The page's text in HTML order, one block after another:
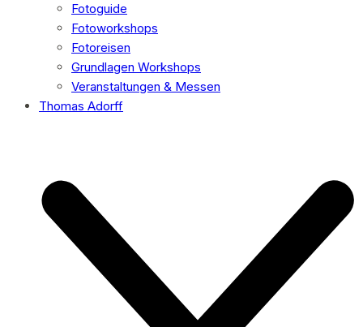
Fotoguide
Fotoworkshops
Fotoreisen
Grundlagen Workshops
Veranstaltungen & Messen
Thomas Adorff